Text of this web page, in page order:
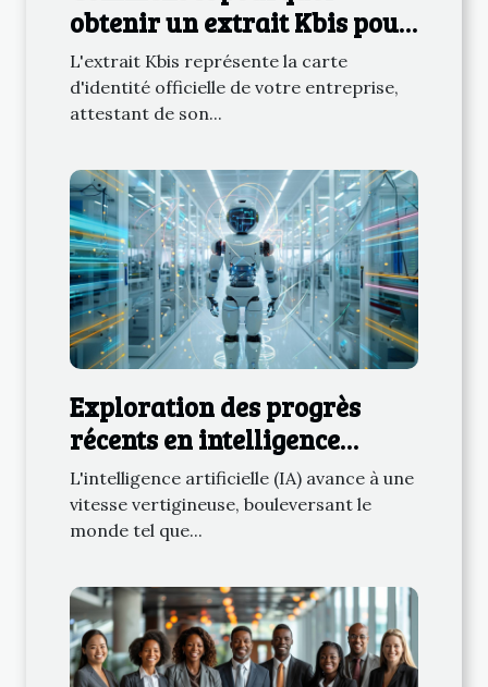
obtenir un extrait Kbis pour
votre entreprise
L'extrait Kbis représente la carte
d'identité officielle de votre entreprise,
attestant de son...
Exploration des progrès
récents en intelligence
artificielle et leurs impacts
L'intelligence artificielle (IA) avance à une
vitesse vertigineuse, bouleversant le
monde tel que...